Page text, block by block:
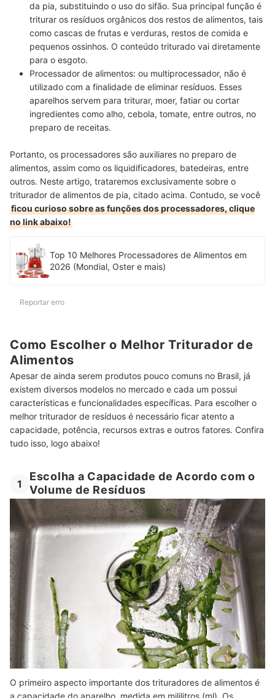
da pia, substituindo o uso do sifão. Sua principal função é
triturar os resíduos orgânicos dos restos de alimentos, tais
como cascas de frutas e verduras, restos de comida e
pequenos ossinhos. O conteúdo triturado vai diretamente
para o esgoto.
Processador de alimentos: ou multiprocessador, não é
utilizado com a finalidade de eliminar resíduos. Esses
aparelhos servem para triturar, moer, fatiar ou cortar
ingredientes como alho, cebola, tomate, entre outros, no
preparo de receitas.
Portanto, os processadores são auxiliares no preparo de
alimentos, assim como os liquidificadores, batedeiras, entre
outros. Neste artigo, trataremos exclusivamente sobre o
triturador de alimentos de pia, citado acima. Contudo, se você
ficou curioso sobre as funções dos processadores, clique
no link abaixo!
Top 10 Melhores Processadores de Alimentos em
2026 (Mondial, Oster e mais)
Reportar erro
Como Escolher o Melhor Triturador de
Alimentos
Apesar de ainda serem produtos pouco comuns no Brasil, já
existem diversos modelos no mercado e cada um possui
características e funcionalidades específicas. Para escolher o
melhor triturador de resíduos é necessário ficar atento a
capacidade, potência, recursos extras e outros fatores. Confira
tudo isso, logo abaixo!
1
Escolha a Capacidade de Acordo com o
Volume de Resíduos
O primeiro aspecto importante dos trituradores de alimentos é